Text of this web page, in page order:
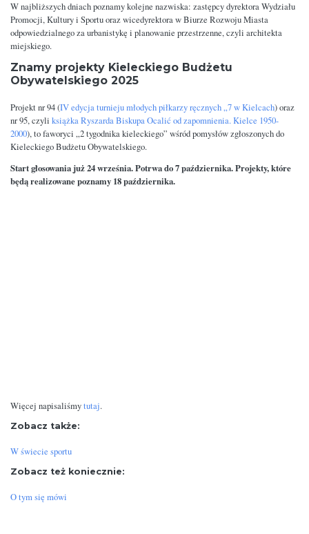
W najbliższych dniach poznamy kolejne nazwiska: zastępcy dyrektora Wydziału
Promocji, Kultury i Sportu oraz wicedyrektora w Biurze Rozwoju Miasta
odpowiedzialnego za urbanistykę i planowanie przestrzenne, czyli architekta
miejskiego.
Znamy projekty Kieleckiego Budżetu
Obywatelskiego 2025
Projekt nr 94 (IV edycja turnieju młodych piłkarzy ręcznych „7 w Kielcach) oraz
nr 95, czyli książka Ryszarda Biskupa Ocalić od zapomnienia. Kielce 1950-
2000), to faworyci „2 tygodnika kieleckiego” wśród pomysłów zgłoszonych do
Kieleckiego Budżetu Obywatelskiego.
Start głosowania już 24 września. Potrwa do 7 października. Projekty, które
będą realizowane poznamy 18 października.
Więcej napisaliśmytutaj.
Zobacz także:
W świecie sportu
Zobacz też koniecznie:
O tym się mówi